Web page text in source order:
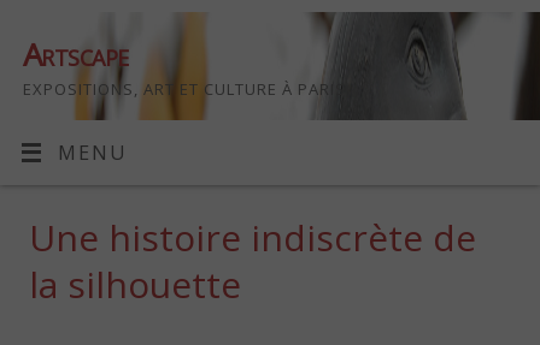
Artscape
EXPOSITIONS, ART ET CULTURE À PARIS
MENU
Une histoire indiscrète de
la silhouette